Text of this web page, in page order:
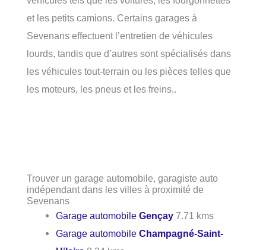
et les petits camions. Certains garages à
Sevenans effectuent l’entretien de véhicules
lourds, tandis que d’autres sont spécialisés dans
les véhicules tout-terrain ou les pièces telles que
les moteurs, les pneus et les freins..
Trouver un garage automobile, garagiste auto
indépendant dans les villes à proximité de
Sevenans
Garage automobileGençay 7.71 kms
Garage automobileChampagné-Saint-